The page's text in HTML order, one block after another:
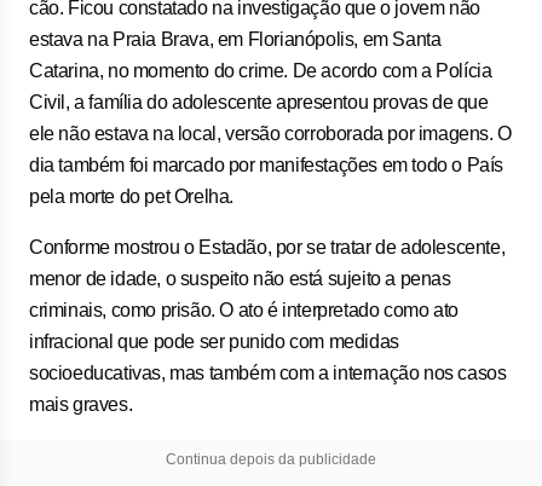
cão. Ficou constatado na investigação que o jovem não
estava na Praia Brava, em Florianópolis, em Santa
Catarina, no momento do crime. De acordo com a Polícia
Civil, a família do adolescente apresentou provas de que
ele não estava na local, versão corroborada por imagens. O
dia também foi marcado por manifestações em todo o País
pela morte do pet Orelha.
Conforme mostrou o Estadão, por se tratar de adolescente,
menor de idade, o suspeito não está sujeito a penas
criminais, como prisão. O ato é interpretado como ato
infracional que pode ser punido com medidas
socioeducativas, mas também com a internação nos casos
mais graves.
Continua depois da publicidade